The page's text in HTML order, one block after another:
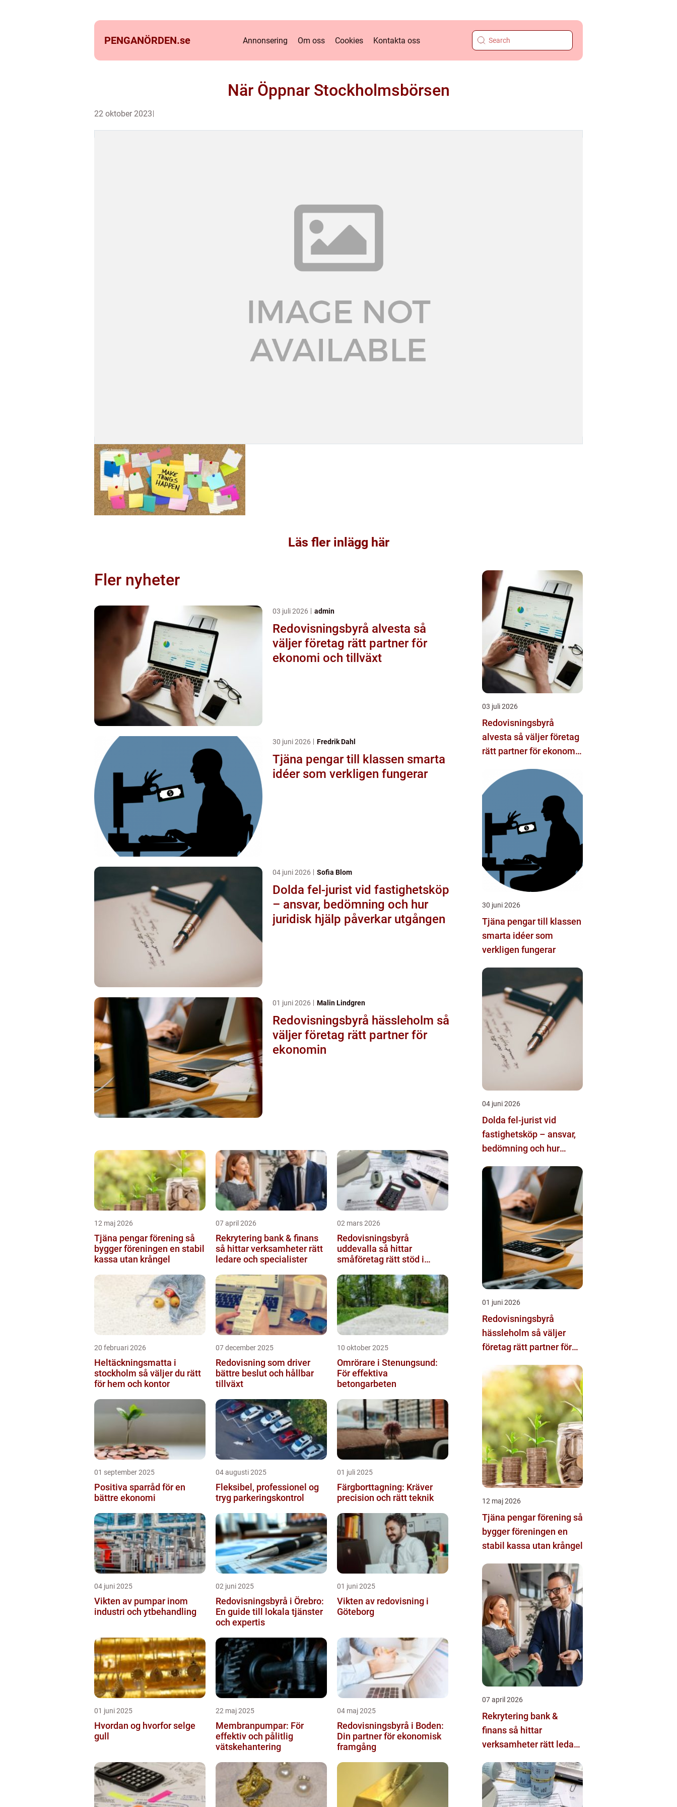
PENGANÖRDEN.se Annonsering Om oss Cookies Kontakta oss
När Öppnar Stockholmsbörsen
22 oktober 2023
Läs fler inlägg här
Fler nyheter
03 juli 2026 admin
Redovisningsbyrå alvesta så
väljer företag rätt partner för
ekonomi och tillväxt
30 juni 2026 Fredrik Dahl
Tjäna pengar till klassen smarta
idéer som verkligen fungerar
04 juni 2026 Sofia Blom
Dolda fel-jurist vid fastighetsköp
– ansvar, bedömning och hur
juridisk hjälp påverkar utgången
01 juni 2026 Malin Lindgren
Redovisningsbyrå hässleholm så
väljer företag rätt partner för
ekonomin
12 maj 2026
Tjäna pengar förening så
bygger föreningen en stabil
kassa utan krångel
07 april 2026
Rekrytering bank & finans
så hittar verksamheter rätt
ledare och specialister
02 mars 2026
Redovisningsbyrå
uddevalla så hittar
småföretag rätt stöd i
20 februari 2026
Heltäckningsmatta i
stockholm så väljer du rätt
för hem och kontor
07 december 2025
Redovisning som driver
bättre beslut och hållbar
tillväxt
10 oktober 2025
Omrörare i Stenungsund:
För effektiva
betongarbeten
01 september 2025
Positiva sparråd för en
bättre ekonomi
04 augusti 2025
Fleksibel, professionel og
tryg parkeringskontrol
01 juli 2025
Färgborttagning: Kräver
precision och rätt teknik
04 juni 2025
Vikten av pumpar inom
industri och ytbehandling
02 juni 2025
Redovisningsbyrå i Örebro:
En guide till lokala tjänster
och expertis
01 juni 2025
Vikten av redovisning i
Göteborg
01 juni 2025
Hvordan og hvorfor selge
gull
22 maj 2025
Membranpumpar: För
effektiv och pålitlig
vätskehantering
04 maj 2025
Redovisningsbyrå i Boden:
Din partner för ekonomisk
framgång
03 juli 2026
Redovisningsbyrå
alvesta så väljer företag
rätt partner för ekonomi
30 juni 2026
Tjäna pengar till klassen
smarta idéer som
verkligen fungerar
04 juni 2026
Dolda fel-jurist vid
fastighetsköp – ansvar,
bedömning och hur
utgången
01 juni 2026
Redovisningsbyrå
hässleholm så väljer
företag rätt partner för
12 maj 2026
Tjäna pengar förening så
bygger föreningen en
stabil kassa utan krångel
07 april 2026
Rekrytering bank &
finans så hittar
verksamheter rätt ledare